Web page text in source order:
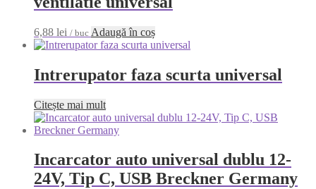
6,88 lei / buc Adaugă în coș
Intrerupator faza scurta universal
Citește mai mult
Incarcator auto universal dublu 12-
24V, Tip C, USB Breckner Germany